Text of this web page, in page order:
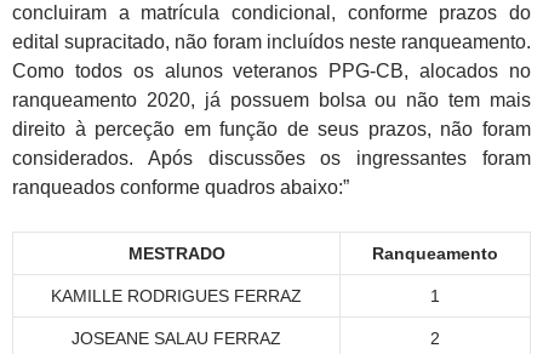
concluiram a matrícula condicional, conforme prazos do
edital supracitado, não foram incluídos neste ranqueamento.
Como todos os alunos veteranos PPG-CB, alocados no
ranqueamento 2020, já possuem bolsa ou não tem mais
direito à perceção em função de seus prazos, não foram
considerados. Após discussões os ingressantes foram
ranqueados conforme quadros abaixo:”
MESTRADO Ranqueamento
KAMILLE RODRIGUES FERRAZ 1
JOSEANE SALAU FERRAZ 2